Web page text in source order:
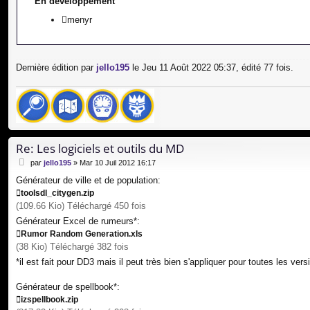
menyr
Dernière édition par jello195 le Jeu 11 Août 2022 05:37, édité 77 fois.
Re: Les logiciels et outils du MD
M
s
s
a
e
par jello195 » Mar 10 Juil 2012 16:17
Générateur de ville et de population:
toolsdl_citygen.zip
(109.66 Kio) Téléchargé 450 fois
Générateur Excel de rumeurs*:
Rumor Random Generation.xls
(38 Kio) Téléchargé 382 fois
*il est fait pour DD3 mais il peut très bien s'appliquer pour toutes les
Générateur de spellbook*:
izspellbook.zip